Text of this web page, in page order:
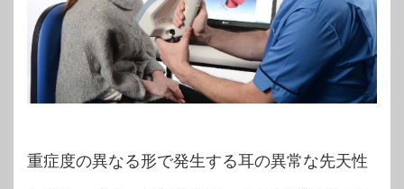
重症度の異なる形で発生する耳の異常な先天性